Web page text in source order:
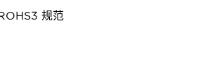
规范